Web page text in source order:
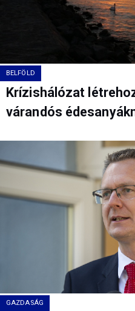
BELFÖLD
Krízishálózat
várandós
GAZDASÁG